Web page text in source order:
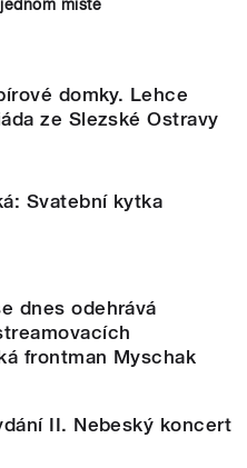
místě
domky. Lehce
ze Slezské Ostravy
Svatební kytka
dnes odehrává
frontman Myschak
II. Nebeský koncert